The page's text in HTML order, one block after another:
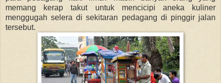
memang kerap takut untuk mencicipi aneka kuliner
menggugah selera di sekitaran pedagang di pinggir jalan
tersebut.